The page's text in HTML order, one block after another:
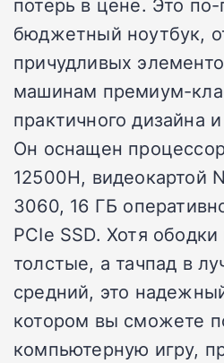
бюджетный ноутбук,
причудливых
машинам премиум-
практичного дизайна
Он оснащен
12500H, видеокартой
3060, 16 ГБ
PCIe SSD. Хотя
толстые, а тачпад в
средний, это
котором вы сможете
компьютерную игру,